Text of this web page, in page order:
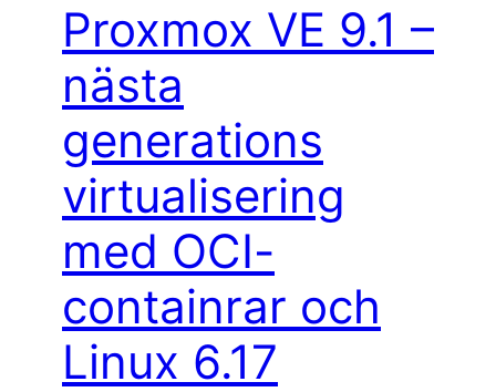
Proxmox VE 9.1 –
nästa
generations
virtualisering
med OCI-
containrar och
Linux 6.17